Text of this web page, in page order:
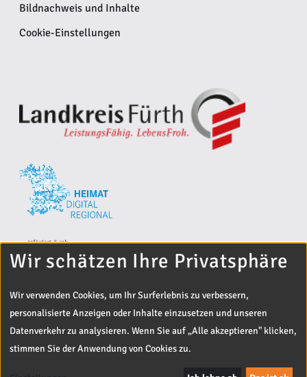
Bildnachweis und Inhalte
Cookie-Einstellungen
Off The Beaten Track
Wir schätzen Ihre Privatsphäre
Wir verwenden Cookies, um Ihr Surferlebnis zu verbessern,
personalisierte Anzeigen oder Inhalte einzusetzen und unseren
Datenverkehr zu analysieren. Wenn Sie auf „Alle akzeptieren" klicken,
stimmen Sie der Anwendung von Cookies zu.